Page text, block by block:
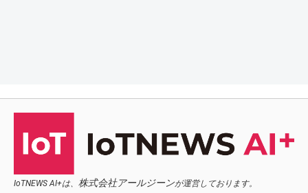
IoTNEWS AI+は、 株式会社アールジーンが運営しております。